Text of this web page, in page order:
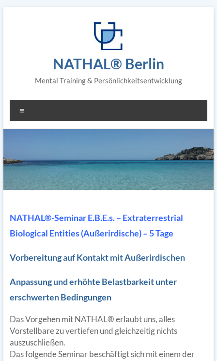
NATHAL® Berlin
Mental Training & Persönlichkeitsentwicklung
NATHAL®-Seminar E.B.E.s. – Extraterrestrial
Biological Entities (Außerirdische) – 5 Tage
Vorbereitung auf Kontakt mit Außerirdischen
Anpassung und erhöhte Belastbarkeit unter
erschwerten Bedingungen
Das Vorgehen mit NATHAL® erlaubt uns, alles
Vorstellbare zu vertiefen und gleichzeitig nichts
auszuschließen.
Das folgende Seminar beschäftigt sich mit einem der